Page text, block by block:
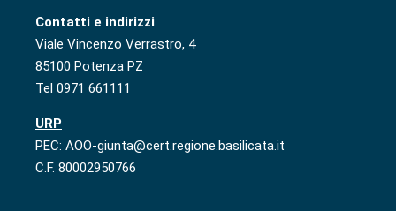
Contatti e indirizzi
Viale Vincenzo Verrastro, 4
85100 Potenza PZ
Tel 0971 661111
URP
PEC: AOO-giunta@cert.regione.basilicata.it
C.F. 80002950766